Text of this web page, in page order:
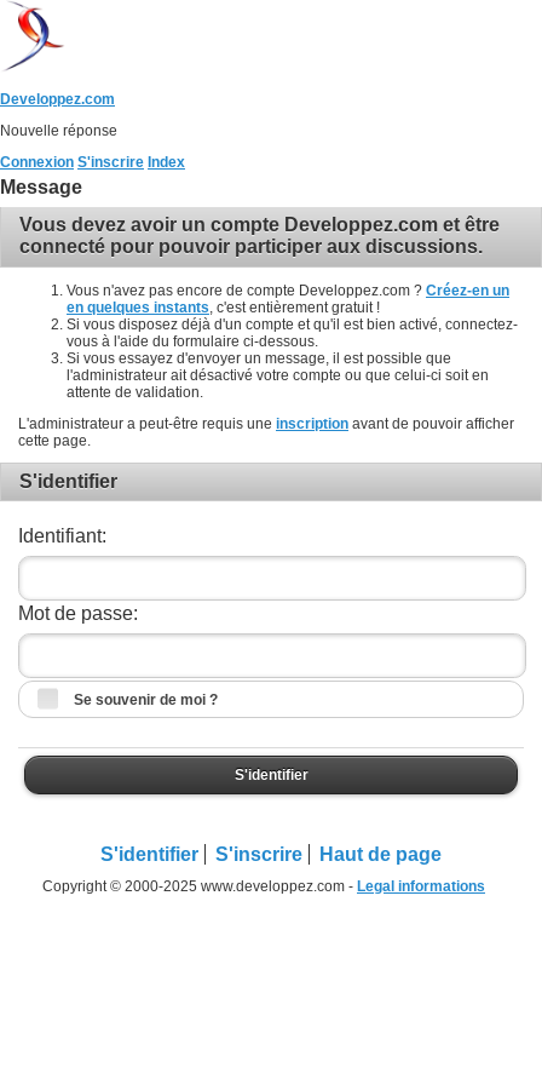
Developpez.com
Nouvelle réponse
Connexion S'inscrire Index
Message
Vous devez avoir un compte Developpez.com et être
connecté pour pouvoir participer aux discussions.
Vous n'avez pas encore de compte Developpez.com ? Créez-en un
en quelques instants , c'est entièrement gratuit !
Si vous disposez déjà d'un compte et qu'il est bien activé, connectez-
vous à l'aide du formulaire ci-dessous.
Si vous essayez d'envoyer un message, il est possible que
l'administrateur ait désactivé votre compte ou que celui-ci soit en
attente de validation.
L'administrateur a peut-être requis une inscription avant de pouvoir afficher
cette page.
S'identifier
Identifiant:
Mot de passe:
Se souvenir de moi ?
S'identifier
S'identifier S'inscrire Haut de page
Copyright © 2000-2025 www.developpez.com - Legal informations